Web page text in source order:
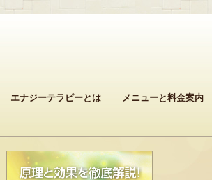
エナジーテラピーとは メニューと料金案内